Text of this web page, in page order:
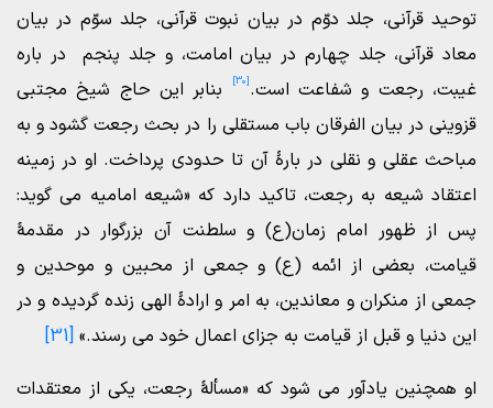
توحید قرآنى، جلد دوّم در بیان نبوت قرآنى، جلد سوّم در بیان
معاد قرآنی، جلد چهارم در بیان امامت، و جلد پنجم در باره
غیبت، رجعت و شفاعت است.[30]
بنابر این حاج شیخ مجتبی
قزوینی در بیان الفرقان باب مستقلی را در بحث رجعت گشود و به
مباحث عقلی و نقلی در بارۀ آن تا حدودی پرداخت. او در زمینه
اعتقاد شیعه به رجعت، تاکید دارد که «شیعه امامیه می گوید:
پس از ظهور امام زمان(ع) و سلطنت آن بزرگوار در مقدمۀ
قیامت، بعضی از ائمه (ع) و جمعی از محبین و موحدین و
جمعی از منکران و معاندین، به امر و ارادۀ الهی زنده گردیده و در
این دنیا و قبل از قیامت به جزای اعمال خود می رسند.» [31]
او همچنین یادآور می شود که «مسألۀ رجعت، یکی از معتقدات